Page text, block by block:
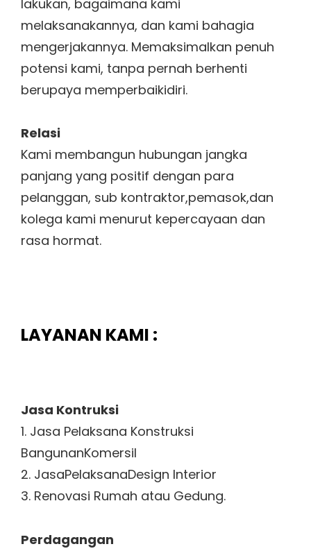
lakukan, bagaimana kami
melaksanakannya, dan kami bahagia
mengerjakannya. Memaksimalkan penuh
potensi kami, tanpa pernah berhenti
berupaya memperbaikidiri.
Relasi
Kami membangun hubungan jangka
panjang yang positif dengan para
pelanggan, sub kontraktor,pemasok,dan
kolega kami menurut kepercayaan dan
rasa hormat.
LAYANAN KAMI :
Jasa Kontruksi
1. Jasa Pelaksana Konstruksi
BangunanKomersil
2. JasaPelaksanaDesign Interior
3. Renovasi Rumah atau Gedung.
Perdagangan